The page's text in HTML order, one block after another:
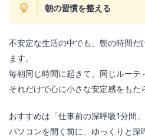
朝の習慣を整える
不安定な生活の中でも、朝の時間だ
ます。
毎朝同じ時間に起きて、同じルーテ
それだけで心に小さな安定感をもた
おすすめは「仕事前の深呼吸1分間」
パソコンを開く前に、ゆっくりと深